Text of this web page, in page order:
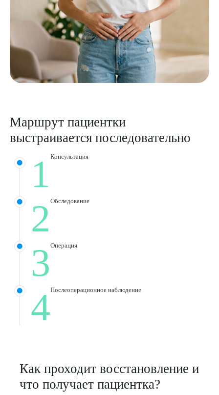
Маршрут пациентки
выстраивается последовательно
1 Консультация
2 Обследование
3 Операция
4Послеоперационное наблюдение
Как проходит восстановление и
что получает пациентка?
Я даю согласие на
Выберите сопутствующую услугу